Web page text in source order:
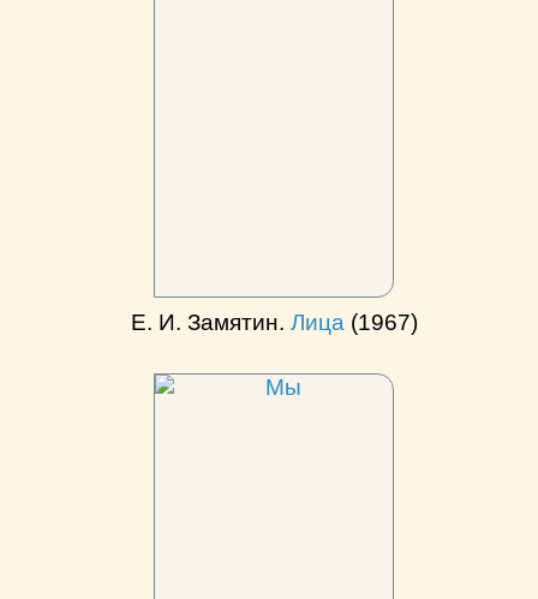
Е. И. Замятин. Лица (1967)